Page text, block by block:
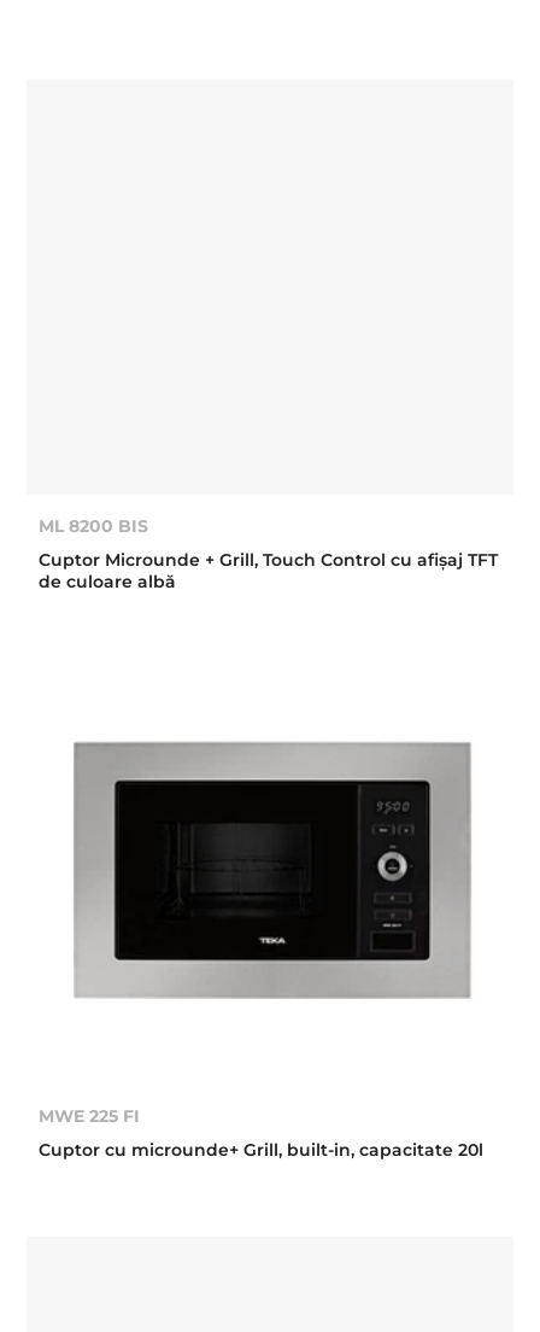
ML 8200 BIS
Cuptor Microunde + Grill, Touch Control cu afişaj TFT
de culoare albă
MWE 225 FI
Cuptor cu microunde+ Grill, built-in, capacitate 20l